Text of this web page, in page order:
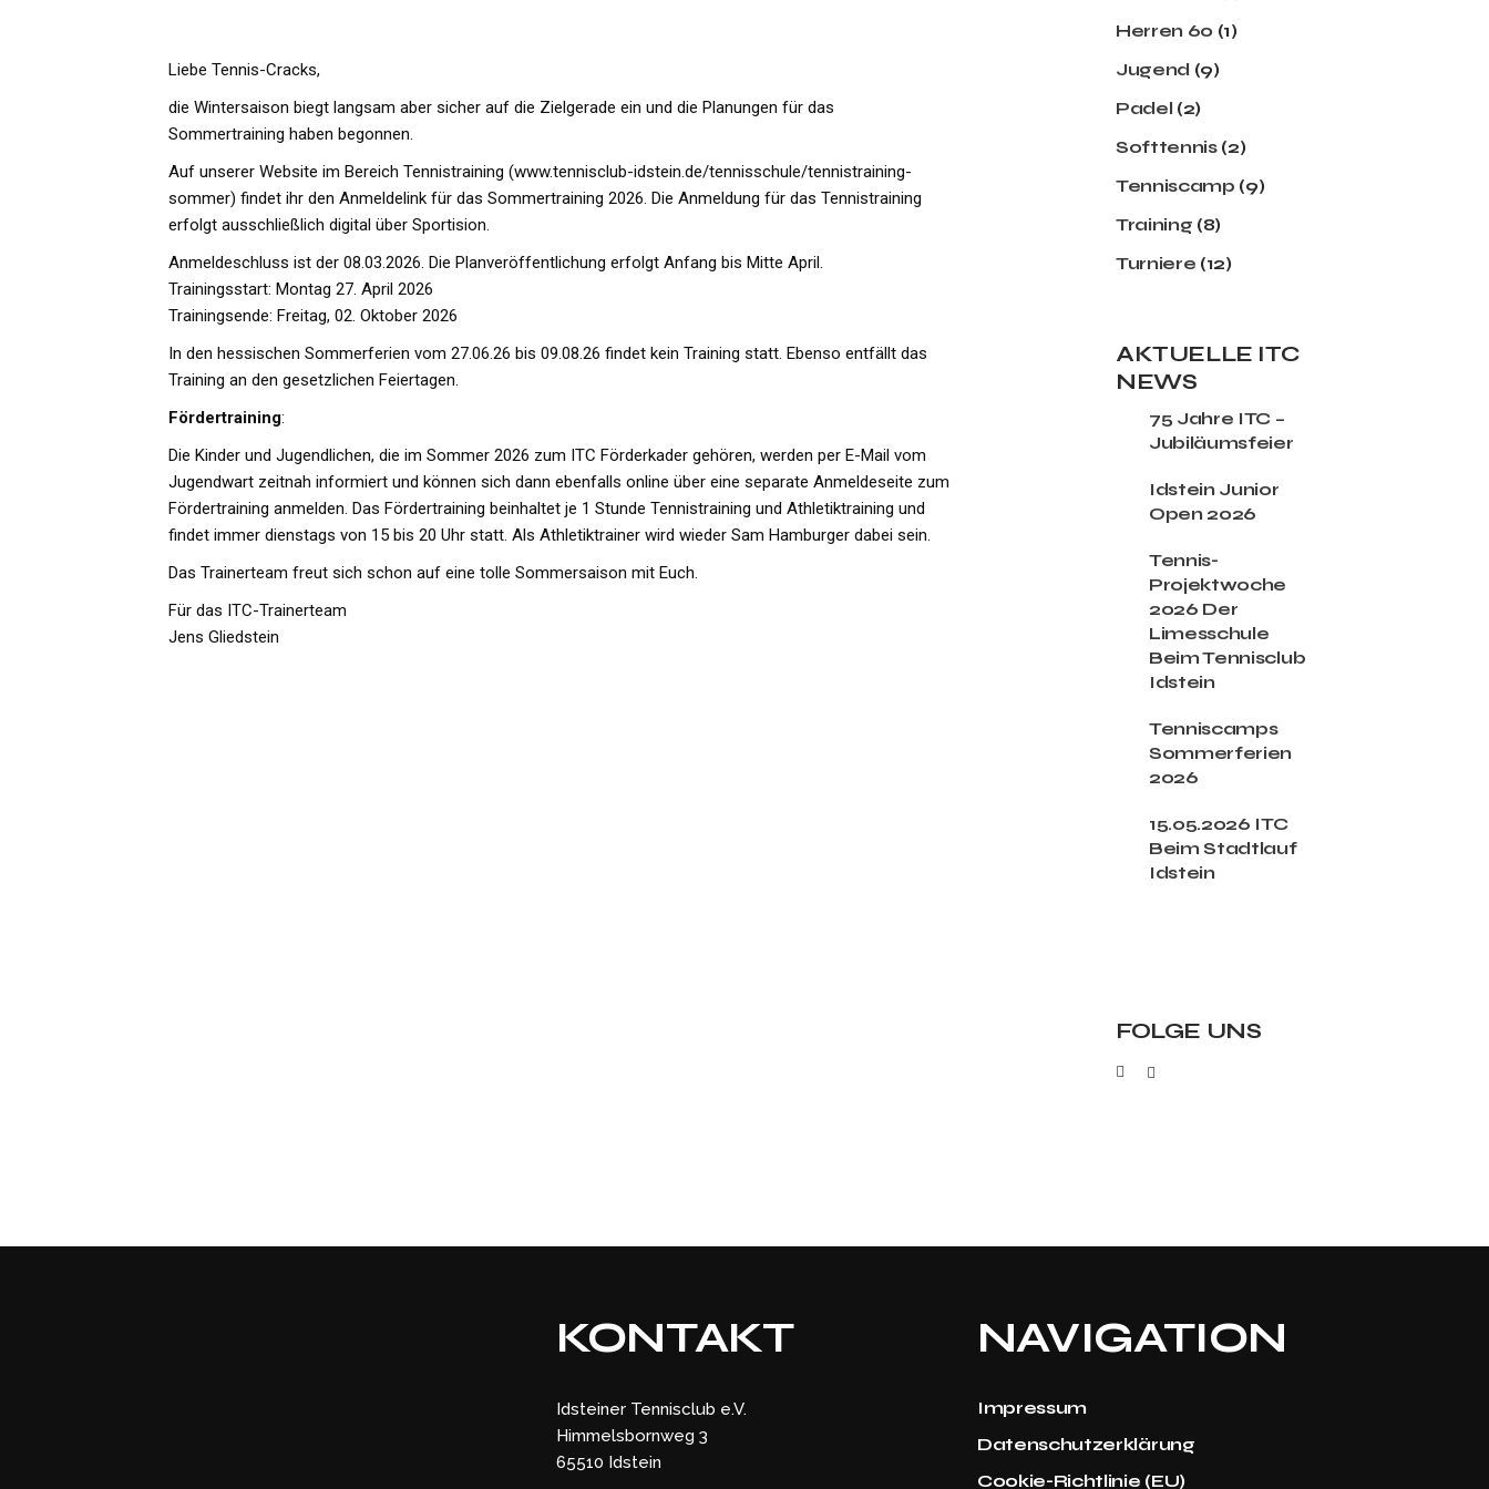
Liebe Tennis-Cracks,
die Wintersaison biegt langsam aber sicher auf die Zielgerade ein und die Planungen für das
Sommertraining haben begonnen.
Auf unserer Website im Bereich Tennistraining (www.tennisclub-idstein.de/tennisschule/tennistraining-
sommer) findet ihr den Anmeldelink für das Sommertraining 2026. Die Anmeldung für das Tennistraining
erfolgt ausschließlich digital über Sportision.
Anmeldeschluss ist der 08.03.2026. Die Planveröffentlichung erfolgt Anfang bis Mitte April.
Trainingsstart: Montag 27. April 2026
Trainingsende: Freitag, 02. Oktober 2026
In den hessischen Sommerferien vom 27.06.26 bis 09.08.26 findet kein Training statt. Ebenso entfällt das
Training an den gesetzlichen Feiertagen.
Fördertraining:
Die Kinder und Jugendlichen, die im Sommer 2026 zum ITC Förderkader gehören, werden per E-Mail vom
Jugendwart zeitnah informiert und können sich dann ebenfalls online über eine separate Anmeldeseite zum
Fördertraining anmelden. Das Fördertraining beinhaltet je 1 Stunde Tennistraining und Athletiktraining und
findet immer dienstags von 15 bis 20 Uhr statt. Als Athletiktrainer wird wieder Sam Hamburger dabei sein.
Das Trainerteam freut sich schon auf eine tolle Sommersaison mit Euch.
Für das ITC-Trainerteam
Jens Gliedstein
Herren 60 (1)
Jugend (9)
Padel (2)
Softtennis(2)
Tenniscamp (9)
Training (8)
Turniere (12)
AKTUELLE ITC
NEWS
75 Jahre ITC –
Jubiläumsfeier
Idstein Junior
Open 2026
Tennis-
Projektwoche
2026 Der
Limesschule
Beim Tennisclub
Idstein
Tenniscamps
Sommerferien
2026
15.05.2026 ITC
Beim Stadtlauf
Idstein
FOLGE UNS
KONTAKT
Idsteiner Tennisclub e.V.
Himmelsbornweg 3
65510 Idstein
NAVIGATION
Impressum
Datenschutzerklärung
Cookie-Richtlinie (EU)